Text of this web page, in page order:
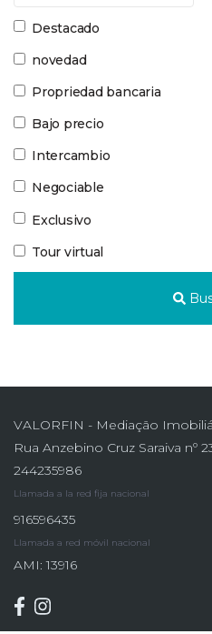
Destacado
novedad
Propriedad bancaria
Bajo precio
Intercambio
Negociable
Exclusivo
Tour virtual
VALORFIN - Mediação
Rua Anzebino Cruz Saraiva nº
244235986
Llamada a la red fija nacional
916596435
Llamada a red móvil nacional
AMI: 13916